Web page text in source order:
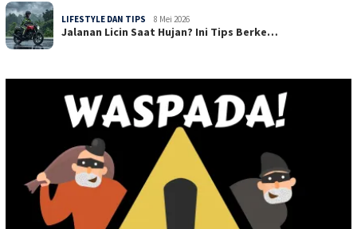
LIFESTYLE DAN TIPS 8 Mei 2026
Jalanan Licin Saat Hujan? Ini Tips Berke…